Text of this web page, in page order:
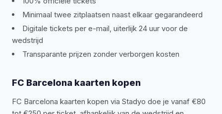
Minimaal twee zitplaatsen naast elkaar gegarandeerd
Digitale tickets per e-mail, uiterlijk 24 uur voor de
wedstrijd
Transparante prijzen zonder verborgen kosten
FC Barcelona kaarten kopen
FC Barcelona kaarten kopen via Stadyo doe je vanaf €80